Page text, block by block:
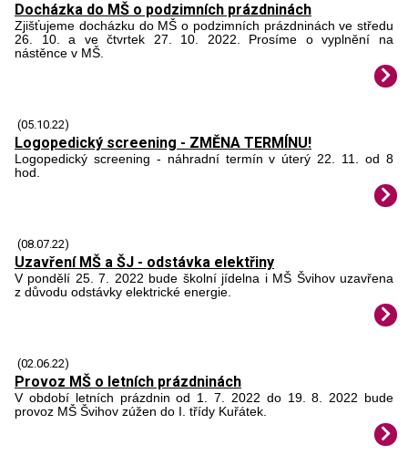
Docházka do MŠ o podzimních prázdninách
Zjišťujeme docházku do MŠ o podzimních prázdninách ve středu
26. 10. a ve čtvrtek 27. 10. 2022. Prosíme o vyplnění na
nástěnce v MŠ.
(05.10.22)
Logopedický screening - ZMĚNA TERMÍNU!
Logopedický screening - náhradní termín v úterý 22. 11. od 8
hod.
(08.07.22)
Uzavření MŠ a ŠJ - odstávka elektřiny
V pondělí 25. 7. 2022 bude školní jídelna i MŠ Švihov uzavřena
z důvodu odstávky elektrické energie.
(02.06.22)
Provoz MŠ o letních prázdninách
V období letních prázdnin od 1. 7. 2022 do 19. 8. 2022 bude
provoz MŠ Švihov zúžen do I. třídy Kuřátek.